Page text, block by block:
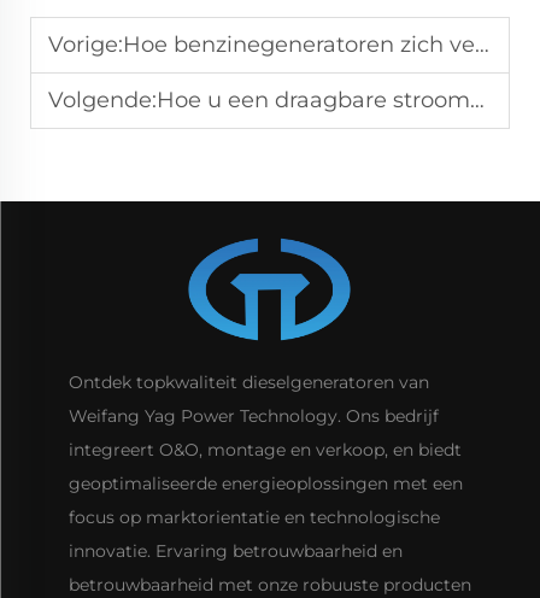
Vorige:Hoe benzinegeneratoren zich verhouden tot dieselmotoren
Volgende:Hoe u een draagbare stroomgenerator kiest die aan uw behoeften voldoet
Ontdek topkwaliteit dieselgeneratoren van
Weifang Yag Power Technology. Ons bedrijf
integreert O&O, montage en verkoop, en biedt
geoptimaliseerde energieoplossingen met een
focus op marktorientatie en technologische
innovatie. Ervaring betrouwbaarheid en
betrouwbaarheid met onze robuuste producten